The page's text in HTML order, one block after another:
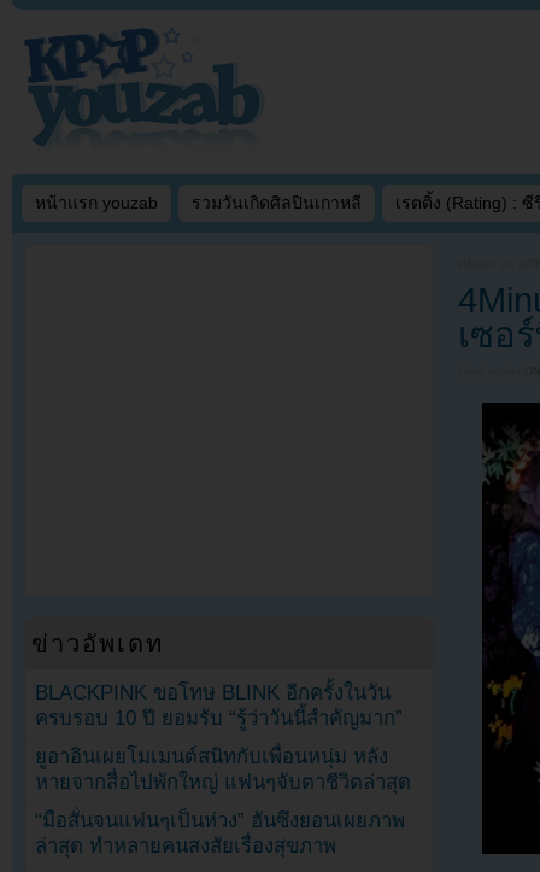
หน้าแรก youzab รวมวันเกิดศิลปินเกาหลี เรตติ้ง (Rating) : ซี
เซอ
ข่าวอัพเดท
BLACKPINK ขอโทษ BLINK อีกครั้งในวัน
ครบรอบ 10 ปี ยอมรับ “รู้ว่าวันนี้สำคัญมาก”
ยูอาอินเผยโมเมนต์สนิทกับเพื่อนหนุ่ม หลัง
หายจากสื่อไปพักใหญ่ แฟนๆจับตาชีวิตล่าสุด
“มือสั่นจนแฟนๆเป็นห่วง” ฮันซึงยอนเผยภาพ
ล่าสุด ทำหลายคนสงสัยเรื่องสุขภาพ